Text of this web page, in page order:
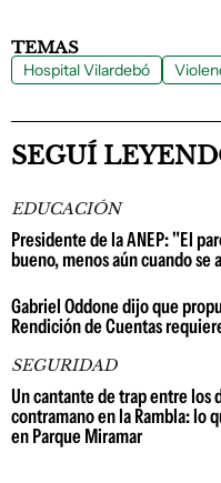
TEMAS
Hospital Vilardebó
SEGUÍ
EDUCACIÓN
Presidente de la ANEP: "El
bueno, menos aún cuando se
Gabriel Oddone dijo que
Rendición de Cuentas
SEGURIDAD
Un cantante de trap entre los
contramano en la Rambla: lo
en Parque Miramar